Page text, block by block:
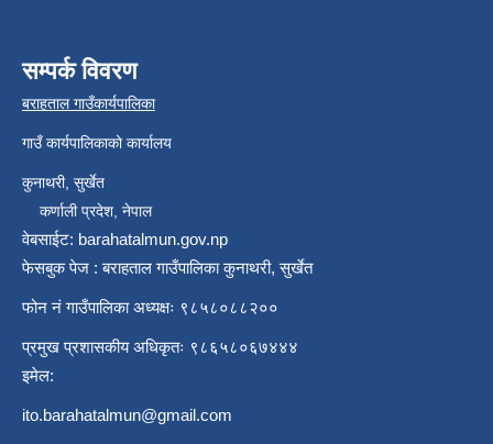
सम्पर्क विवरण
बराहताल गाउँकार्यपालिका
गाउँ कार्यपालिकाको कार्यालय
कुनाथरी, सुर्खेत
कर्णाली प्रदेश, नेपाल
वेबसाईट: barahatalmun.gov.np
फेसबुक पेज : बराहताल गाउँपालिका कुनाथरी, सुर्खेत
फोन नं गाउँपालिका अध्यक्षः ९८५८०८८२००
प्रमुख प्रशासकीय अधिकृतः ९८६५८०६७४४४
इमेल:
ito.barahatalmun@gmail.com